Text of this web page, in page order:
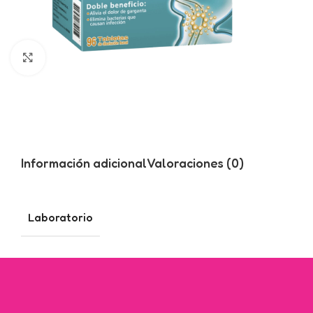
Información adicionalValoraciones (0)
Laboratorio